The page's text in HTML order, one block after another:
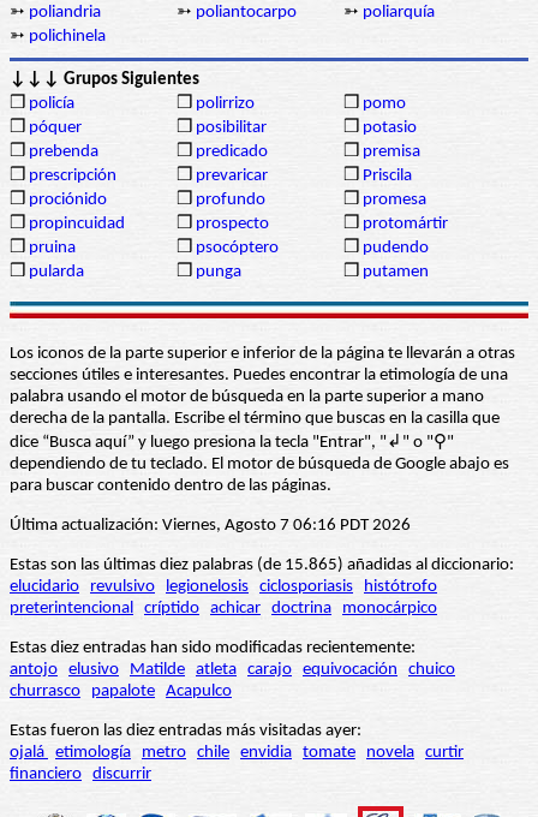
➳ poliandria ➳ poliantocarpo ➳ poliarquía
➳ polichinela
↓↓↓ Grupos Siguientes
❒ policía ❒ polirrizo ❒ pomo
❒ póquer ❒ posibilitar ❒ potasio
❒ prebenda ❒ predicado ❒ premisa
❒ prescripción ❒ prevaricar ❒ Priscila
❒ prociónido ❒ profundo ❒ promesa
❒ propincuidad ❒ prospecto ❒ protomártir
❒ pruina ❒ psocóptero ❒ pudendo
❒ pularda ❒ punga ❒ putamen
Los iconos de la parte superior e inferior de la página te llevarán a otras
secciones útiles e interesantes. Puedes encontrar la etimología de una
palabra usando el motor de búsqueda en la parte superior a mano
derecha de la pantalla. Escribe el término que buscas en la casilla que
dice “Busca aquí” y luego presiona la tecla "Entrar", "↲" o "⚲"
dependiendo de tu teclado. El motor de búsqueda de Google abajo es
para buscar contenido dentro de las páginas.
Última actualización: Viernes, Agosto 7 06:16 PDT 2026
Estas son las últimas diez palabras (de 15.865) añadidas al diccionario:
elucidario
revulsivo legionelosis ciclosporiasis
histótrofo
preterintencional críptido achicar doctrina monocárpico
Estas diez entradas han sido modificadas recientemente:
antojo elusivo Matilde atleta carajo equivocación
chuico
churrasco
papalote Acapulco
Estas fueron las diez entradas más visitadas ayer:
ojalá etimología metro chile envidia tomate novela curtir
financiero discurrir